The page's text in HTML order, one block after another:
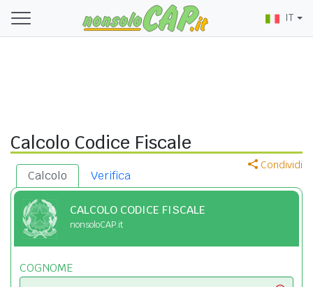
IT
Calcolo Codice Fiscale
Condividi
Calcolo Verifica
CALCOLO CODICE FISCALE
nonsoloCAP.it
COGNOME